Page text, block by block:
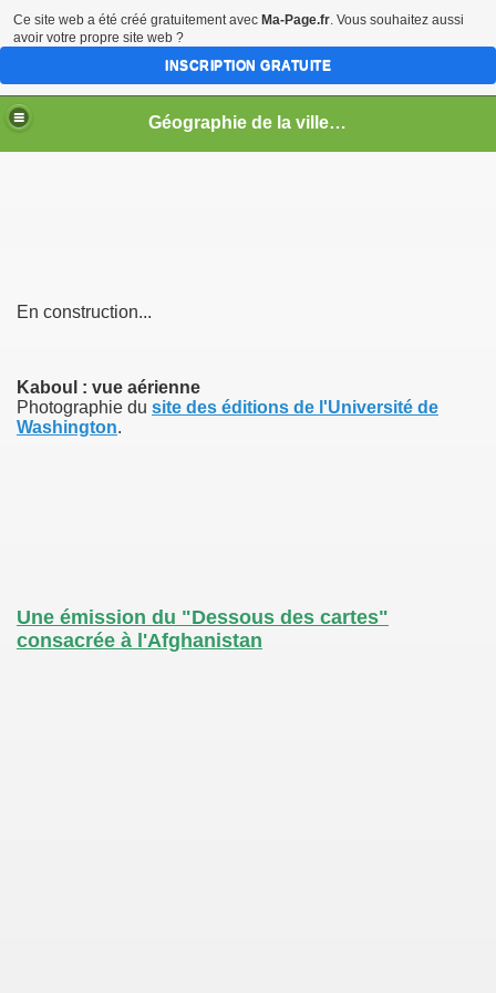
Géographie de la ville en guerre
En construction...
Kaboul : vue aérienne
Photographie du site des éditions de l'Université de
Washington.
Une émission du "Dessous des cartes"
consacrée à l'Afghanistan
Ce site web a été créé gratuitement avec Ma-Page.fr. Vous souhaitez aussi
avoir votre propre site web ?
INSCRIPTION GRATUITE